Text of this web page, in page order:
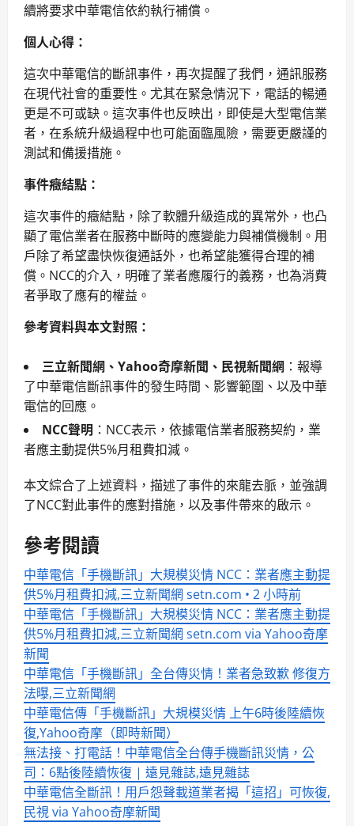
續將要求中華電信依約執行補償。
個人心得：
這次中華電信的斷訊事件，再次提醒了我們，通訊服務
在現代社會的重要性。尤其在緊急情況下，電話的暢通
更是不可或缺。這次事件也反映出，即使是大型電信業
者，在系統升級過程中也可能面臨風險，需要更嚴謹的
測試和備援措施。
事件癥結點：
這次事件的癥結點，除了軟體升級造成的異常外，也凸
顯了電信業者在服務中斷時的應變能力與補償機制。用
戶除了希望盡快恢復通話外，也希望能獲得合理的補
償。NCC的介入，明確了業者應履行的義務，也為消費
者爭取了應有的權益。
參考資料與本文對照：
三立新聞網、Yahoo奇摩新聞、民視新聞網 ：報導
了中華電信斷訊事件的發生時間、影響範圍、以及中華
電信的回應。
NCC聲明 ：NCC表示，依據電信業者服務契約，業
者應主動提供5%月租費扣減。
本文綜合了上述資料，描述了事件的來龍去脈，並強調
了NCC對此事件的應對措施，以及事件帶來的啟示。
參考閱讀
中華電信「手機斷訊」大規模災情 NCC：業者應主動提
供5%月租費扣減,三立新聞網 setn.com • 2 小時前
中華電信「手機斷訊」大規模災情 NCC：業者應主動提
供5%月租費扣減,三立新聞網 setn.com via Yahoo奇摩
新聞
中華電信「手機斷訊」全台傳災情！業者急致歉 修復方
法曝,三立新聞網
中華電信傳「手機斷訊」大規模災情 上午6時後陸續恢
復,Yahoo奇摩（即時新聞）
無法接、打電話！中華電信全台傳手機斷訊災情，公
司：6點後陸續恢復 | 遠見雜誌,遠見雜誌
中華電信全斷訊！用戶怨聲載道業者揭「這招」可恢復,
民視 via Yahoo奇摩新聞